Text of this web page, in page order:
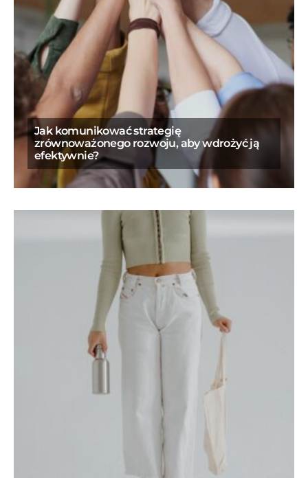
Jak komunikować strategię
zrównoważonego rozwoju, aby wdrożyć ją
efektywnie?